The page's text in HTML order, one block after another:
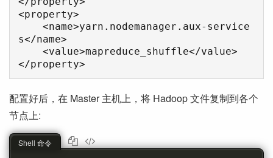
<property>
s</name>
配置好后，在 Master 主机上，将 Hadoop 文件复制到各个
节点上:
Shell 命令